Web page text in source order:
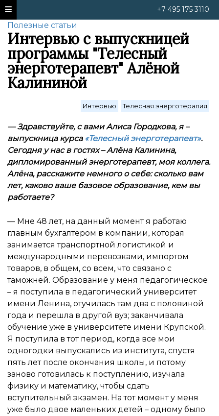
+7 495 175 3110
Полезные статьи
Интервью с выпускницей
программы "Телесный
энерготерапевт" Алёной
Калининой
Интервью Телесная энерготерапия
— Здравствуйте, с вами Алиса Городкова, я –
выпускница курса «Телесный энерготерапевт».
Сегодня у нас в гостях – Алёна Калинина,
дипломированный энерготерапевт, моя коллега.
Алёна, расскажите немного о себе: сколько вам
лет, каково ваше базовое образование, кем вы
работаете?
— Мне 48 лет, на данный момент я работаю
главным бухгалтером в компании, которая
занимается транспортной логистикой и
международными перевозками, импортом
товаров, в общем, со всем, что связано с
таможней. Образование у меня педагогическое
– я поступила в педагогический университет
имени Ленина, отучилась там два с половиной
года и перешла в другой вуз; заканчивала
обучение уже в университете имени Крупской.
Я поступила в тот период, когда все мои
одногодки выпускались из института, спустя
пять лет после окончания школы, и потому
заново готовилась к поступлению, изучала
физику и математику, чтобы сдать
вступительный экзамен. На тот момент у меня
уже было двое маленьких детей – одному было